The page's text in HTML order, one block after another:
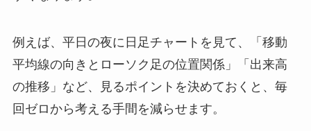
例えば、平日の夜に日足チャートを見て、「移動
平均線の向きとローソク足の位置関係」「出来高
の推移」など、見るポイントを決めておくと、毎
回ゼロから考える手間を減らせます。